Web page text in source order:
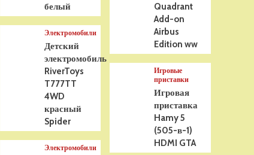
белый
Электромобили
Детский
электромобиль
RiverToys
T777TT
4WD
красный
Spider
Электромобили
Quadrant
Add-on
Airbus
Edition ww
Игровые
приставки
Игровая
приставка
Hamy 5
(505-в-1)
HDMI GTA